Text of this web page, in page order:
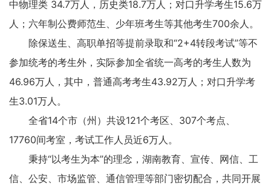
中物理类 34.7万人，历史类18.7万人；对口升学考生15.6万
人；六年制公费师范生、少年班考生等其他考生700余人。
除保送生、高职单招等提前录取和“2+4转段考试”等不
参加统考的考生外，实际参加全省统一高考的考生人数为
46.96万人，其中，普通高考考生43.92万人；对口升学考
生3.01万人。
全省14个市（州）共设121个考区、307个考点、
17760间考室，考试工作人员近6万人。
秉持“以考生为本”的理念，湖南教育、宣传、网信、工
信、公安、市场监管、通信管理等部门密切配合，共同开展